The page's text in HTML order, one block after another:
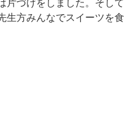
づけをしました。そして
生方みんなでスイーツを食